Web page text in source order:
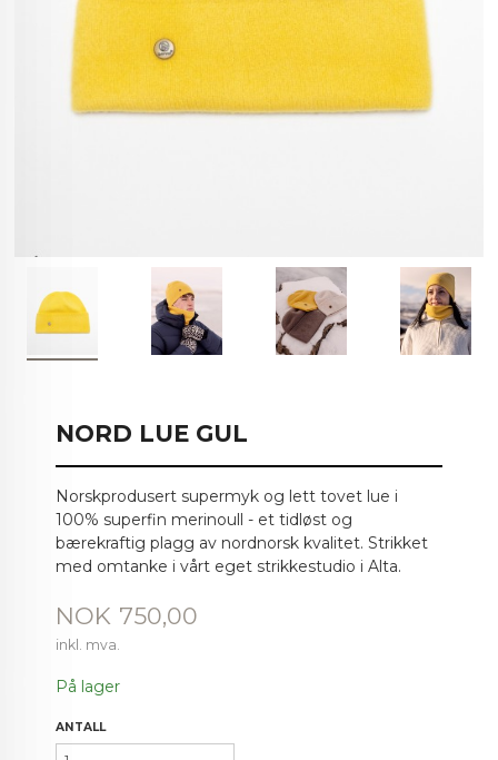
NORD LUE GUL
Norskprodusert supermyk og lett tovet lue i
100% superfin merinoull - et tidløst og
bærekraftig plagg av nordnorsk kvalitet. Strikket
med omtanke i vårt eget strikkestudio i Alta.
Pris
NOK 750,00
inkl. mva.
På lager
ANTALL